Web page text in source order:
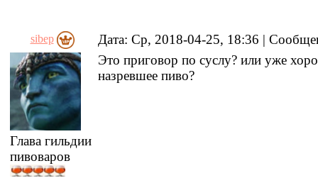
sibep Дата: Ср, 2018-04-25, 18:36 |
Глава гильдии
пивоваров
Это приговор по суслу? или уже
назревшее пиво?